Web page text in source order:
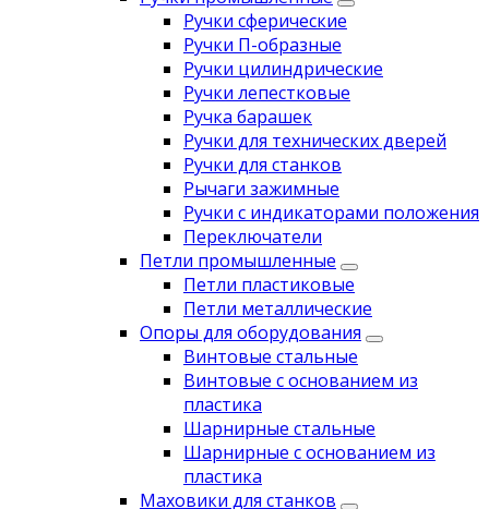
Ручки сферические
Ручки П-образные
Ручки цилиндрические
Ручки лепестковые
Ручка барашек
Ручки для технических дверей
Ручки для станков
Рычаги зажимные
Ручки с индикаторами положения
Переключатели
Петли промышленные
Петли пластиковые
Петли металлические
Опоры для оборудования
Винтовые стальные
Винтовые с основанием из
пластика
Шарнирные стальные
Шарнирные с основанием из
пластика
Маховики для станков